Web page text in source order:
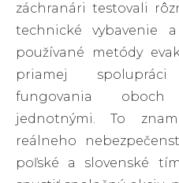
záchranári testovali
technické vybavenie
používané metódy
priamej
fungovania
jednotnými. To
reálneho
poľské a slovenské